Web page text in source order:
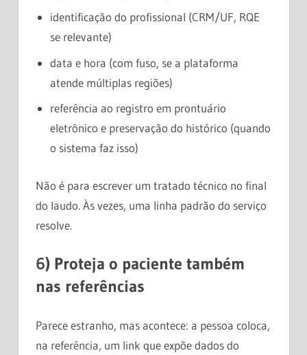
identificação do profissional (CRM/UF, RQE
se relevante)
data e hora (com fuso, se a plataforma
atende múltiplas regiões)
referência ao registro em prontuário
eletrônico e preservação do histórico (quando
o sistema faz isso)
Não é para escrever um tratado técnico no final
do laudo. Às vezes, uma linha padrão do serviço
resolve.
6) Proteja o paciente também
nas referências
Parece estranho, mas acontece: a pessoa coloca,
na referência, um link que expõe dados do